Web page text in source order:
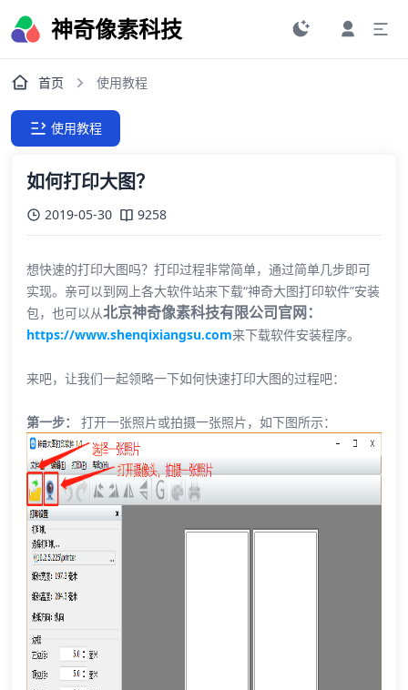
神奇像素科技
首页 使用教程
使用教程
如何打印大图？
2019-05-30 9258
想快速的打印大图吗？打印过程非常简单，通过简单几步即可
实现。亲可以到网上各大软件站来下载“神奇大图打印软件”安装
包，也可以从北京神奇像素科技有限公司官网：
https://www.shenqixiangsu.com来下载软件安装程序。
来吧，让我们一起领略一下如何快速打印大图的过程吧：
第一步： 打开一张照片或拍摄一张照片，如下图所示：